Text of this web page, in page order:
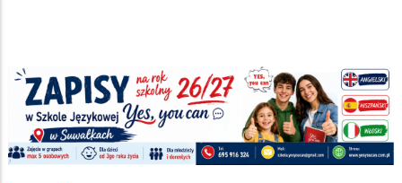
Ścieżka
nawigacyjna
Strona główna/Wiadomości /Artykuły /
Największe sportowe powroty – kiedy determinacja wygrywa z
czasem
FacebookPinterestTumblr
0 Reddit Share